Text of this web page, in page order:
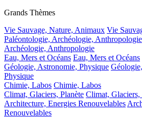
Grands Thèmes
Vie Sauvage, Nature, Animaux Vie
Paléontologie, Archéologie, Anthropologie
Archéologie, Anthropologie
Eau, Mers et Océans Eau, Mers et Océans
Géologie, Astronomie, Physique
Physique
Chimie, Labos Chimie, Labos
Climat, Glaciers, Planète Climat, Glaciers,
Architecture, Energies Renouvelables
Renouvelables